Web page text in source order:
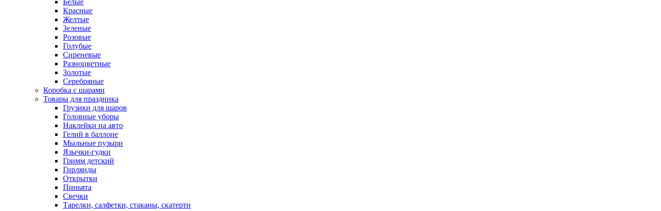
Белые
Красные
Желтые
Зеленые
Розовые
Голубые
Сиреневые
Разноцветные
Золотые
Серебряные
Коробка с шарами
Товары для праздника
Грузики для шаров
Головные уборы
Наклейки на авто
Гелий в баллоне
Мыльные пузыри
Язычки-гудки
Гримм детский
Гирлянды
Открытки
Пиньята
Свечки
Тарелки, салфетки, стаканы, скатерти